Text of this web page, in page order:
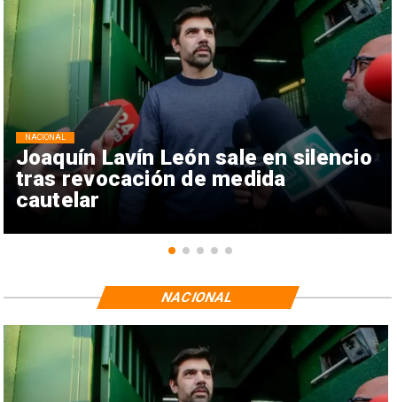
Joaquín Lavín León sale en silencio
tras revocación de medida
cautelar
NACIONAL
NACIONAL